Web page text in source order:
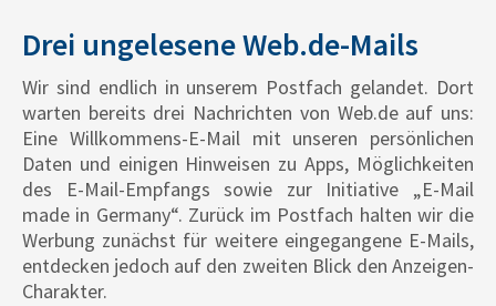
Drei ungelesene Web.de-Mails
Wir sind endlich in unserem Postfach gelandet. Dort
warten bereits drei Nachrichten von Web.de auf uns:
Eine Willkommens-E-Mail mit unseren persönlichen
Daten und einigen Hinweisen zu Apps, Möglichkeiten
des E-Mail-Empfangs sowie zur Initiative „E-Mail
made in Germany“. Zurück im Postfach halten wir die
Werbung zunächst für weitere eingegangene E-Mails,
entdecken jedoch auf den zweiten Blick den Anzeigen-
Charakter.